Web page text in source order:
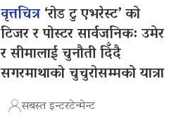
वृत्तचित्र‘रोड टु एभरेस्ट’ को
टिजर र पोस्टर सार्वजनिक: उमेर
र सीमालाई चुनौती दिँदै
सगरमाथाको चुचुरोसम्मको यात्रा
सबस्त इन्टरटेन्मेन्ट